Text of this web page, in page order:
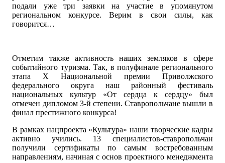
подали уже три заявки на участие в упомянутом
региональном конкурсе. Верим в свои силы, как
говорится…
Отметим также активность наших земляков в сфере
событийного туризма. Так, в полуфинале регионального
этапа X Национальной премии Приволжского
федерального округа наш районный фестиваль
национальных культур «От сердца к сердцу» был
отмечен дипломом 3-й степени. Ставропольчане вышли в
финал престижного конкурса!
В рамках нацпроекта «Культура» наши творческие кадры
активно учились. 13 специалистов-ставропольчан
получили сертификаты по самым востребованным
направлениям, начиная с основ проектного менеджмента